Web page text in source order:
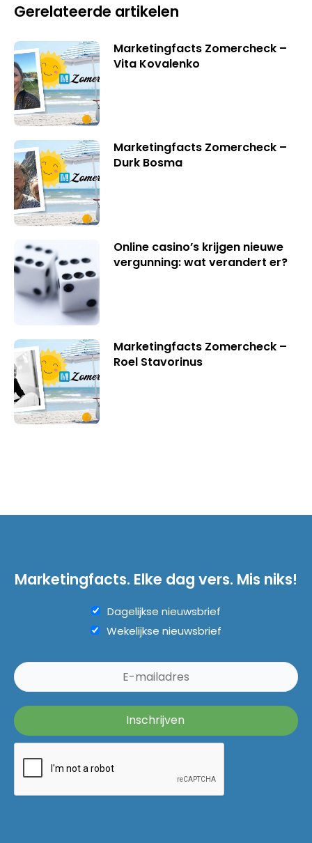
Gerelateerde artikelen
Marketingfacts Zomercheck –
Vita Kovalenko
Marketingfacts Zomercheck –
Durk Bosma
Online casino’s krijgen nieuwe
vergunning: wat verandert er?
Marketingfacts Zomercheck –
Roel Stavorinus
Marketingfacts. Elke dag vers. Mis niks!
Dagelijkse nieuwsbrief
Wekelijkse nieuwsbrief